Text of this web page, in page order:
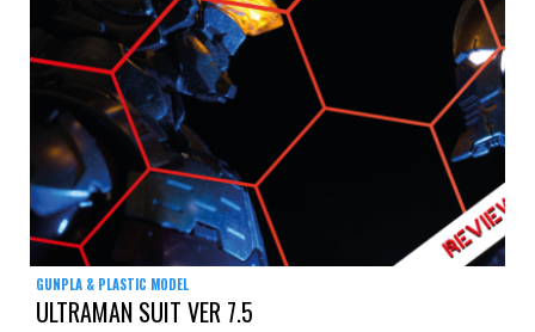
GUNPLA & PLASTIC MODEL
ULTRAMAN SUIT VER 7.5